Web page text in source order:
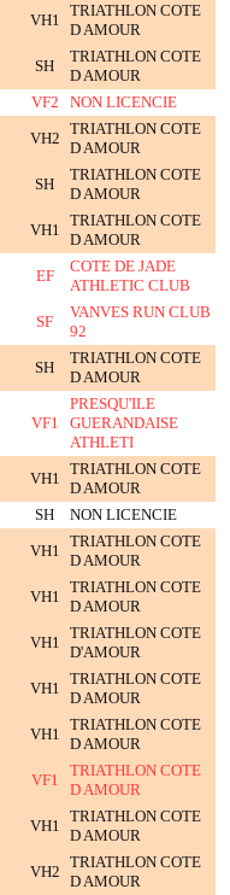
VH1
TRIATHLON COTE
D AMOUR
SH
TRIATHLON COTE
D AMOUR
VF2 NON LICENCIE
VH2
TRIATHLON COTE
D AMOUR
SH
TRIATHLON COTE
D AMOUR
VH1
TRIATHLON COTE
D AMOUR
EF
COTE DE JADE
ATHLETIC CLUB
SF
VANVES RUN CLUB
92
SH
TRIATHLON COTE
D AMOUR
VF1
PRESQU'ILE
GUERANDAISE
ATHLETI
VH1
TRIATHLON COTE
D AMOUR
SH NON LICENCIE
VH1
TRIATHLON COTE
D AMOUR
VH1
TRIATHLON COTE
D AMOUR
VH1
TRIATHLON COTE
D'AMOUR
VH1
TRIATHLON COTE
D AMOUR
VH1
TRIATHLON COTE
D AMOUR
VF1
TRIATHLON COTE
D AMOUR
VH1
TRIATHLON COTE
D AMOUR
VH2
TRIATHLON COTE
D AMOUR